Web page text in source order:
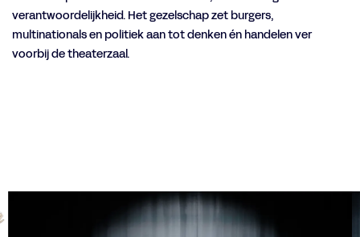
verantwoordelijkheid. Het gezelschap zet burgers,
multinationals en politiek aan tot denken én handelen ver
voorbij de theaterzaal.